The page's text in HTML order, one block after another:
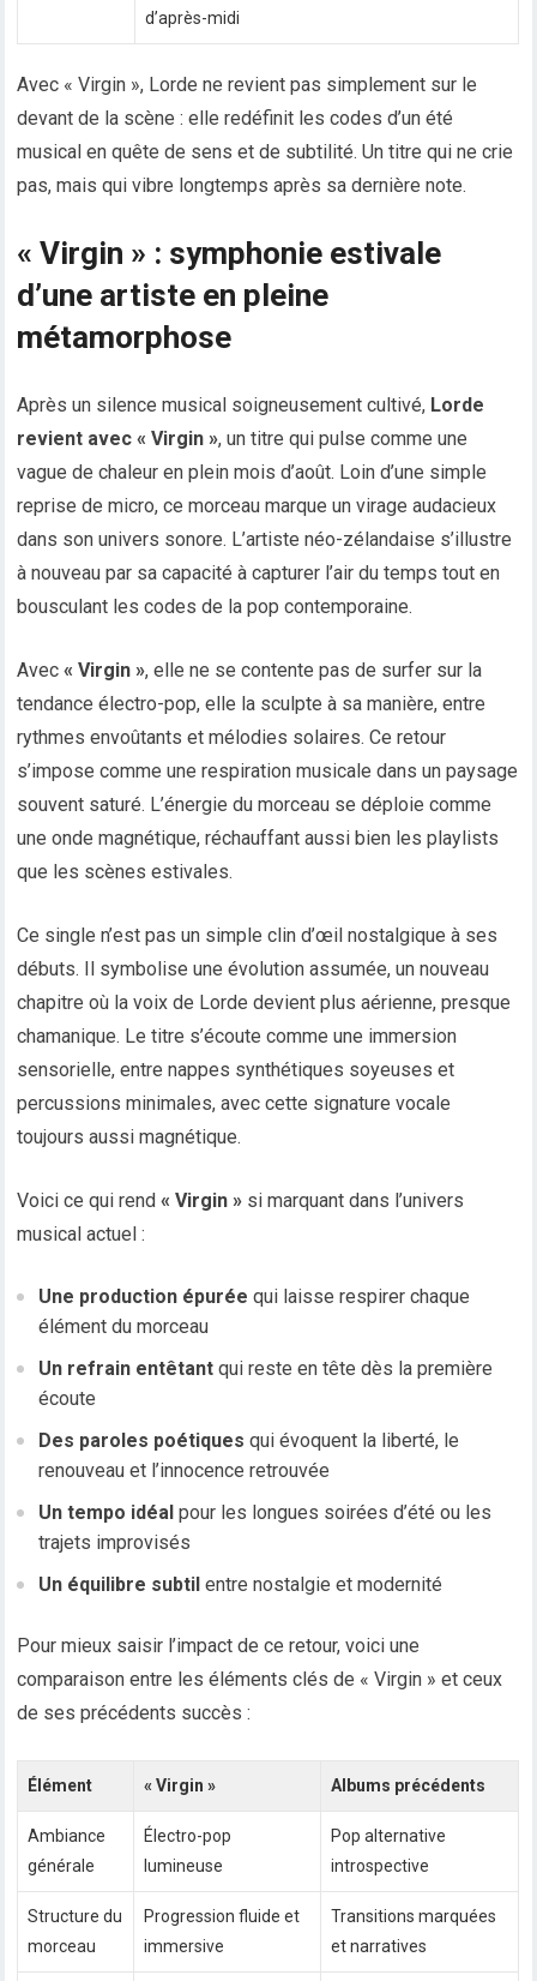
d’après-midi
Avec « Virgin », Lorde ne revient pas simplement sur le
devant de la scène : elle redéfinit les codes d’un été
musical en quête de sens et de subtilité. Un titre qui ne crie
pas, mais qui vibre longtemps après sa dernière note.
« Virgin » : symphonie estivale
d’une artiste en pleine
métamorphose
Après un silence musical soigneusement cultivé, Lorde
revient avec « Virgin », un titre qui pulse comme une
vague de chaleur en plein mois d’août. Loin d’une simple
reprise de micro, ce morceau marque un virage audacieux
dans son univers sonore. L’artiste néo-zélandaise s’illustre
à nouveau par sa capacité à capturer l’air du temps tout en
bousculant les codes de la pop contemporaine.
Avec« Virgin », elle ne se contente pas de surfer sur la
tendance électro-pop, elle la sculpte à sa manière, entre
rythmes envoûtants et mélodies solaires. Ce retour
s’impose comme une respiration musicale dans un paysage
souvent saturé. L’énergie du morceau se déploie comme
une onde magnétique, réchauffant aussi bien les playlists
que les scènes estivales.
Ce single n’est pas un simple clin d’œil nostalgique à ses
débuts. Il symbolise une évolution assumée, un nouveau
chapitre où la voix de Lorde devient plus aérienne, presque
chamanique. Le titre s’écoute comme une immersion
sensorielle, entre nappes synthétiques soyeuses et
percussions minimales, avec cette signature vocale
toujours aussi magnétique.
Voici ce qui rend« Virgin » si marquant dans l’univers
musical actuel :
Une production épurée qui laisse respirer chaque
élément du morceau
Un refrain entêtant qui reste en tête dès la première
écoute
Des paroles poétiques qui évoquent la liberté, le
renouveau et l’innocence retrouvée
Un tempo idéal pour les longues soirées d’été ou les
trajets improvisés
Un équilibre subtil entre nostalgie et modernité
Pour mieux saisir l’impact de ce retour, voici une
comparaison entre les éléments clés de « Virgin » et ceux
de ses précédents succès :
Élément « Virgin » Albums précédents
Ambiance
générale
Électro-pop
lumineuse
Pop alternative
introspective
Structure du
morceau
Progression fluide et
immersive
Transitions marquées
et narratives